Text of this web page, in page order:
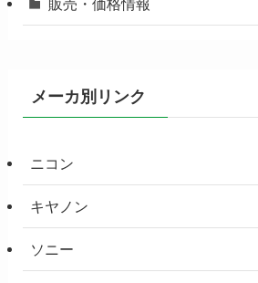
販売・価格情報
メーカ別リンク
ニコン
キヤノン
ソニー